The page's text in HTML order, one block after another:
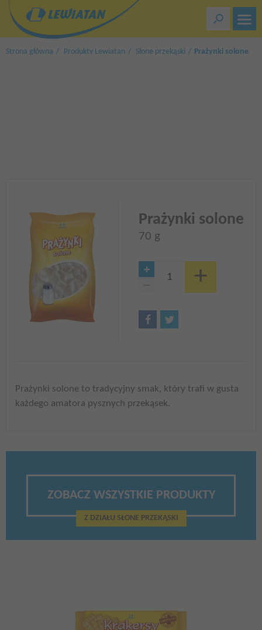
treści
Strona główna Produkty Lewiatan Słone przekąski Prażynki solone
Prażynki solone
70 g
Prażynki solone to tradycyjny smak, który trafi w gusta
każdego amatora pysznych przekąsek.
ZOBACZ WSZYSTKIE PRODUKTY
Z DZIAŁU SŁONE PRZEKĄSKI